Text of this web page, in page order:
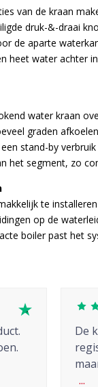
van de kraan
druk-&-draai
de aparte
heet water achter
water kraan
graden
stand-by
het segment, zo
te
op de
boiler past het
De
...